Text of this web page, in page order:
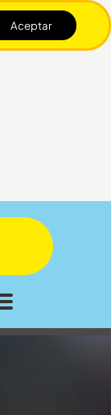
Cerrar
Aceptar